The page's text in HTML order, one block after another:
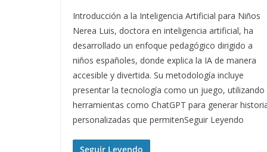
Introducción a la Inteligencia Artificial para Niños
Nerea Luis, doctora en inteligencia artificial, ha
desarrollado un enfoque pedagógico dirigido a
niños españoles, donde explica la IA de manera
accesible y divertida. Su metodología incluye
presentar la tecnología como un juego, utilizando
herramientas como ChatGPT para generar
personalizadas que permitenSeguir Leyendo
Seguir Leyendo